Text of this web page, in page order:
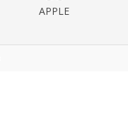
APPLE